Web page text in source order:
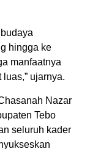
hingga ke
manfaatnya
ujarnya.
Nazar
Tebo
seluruh kader